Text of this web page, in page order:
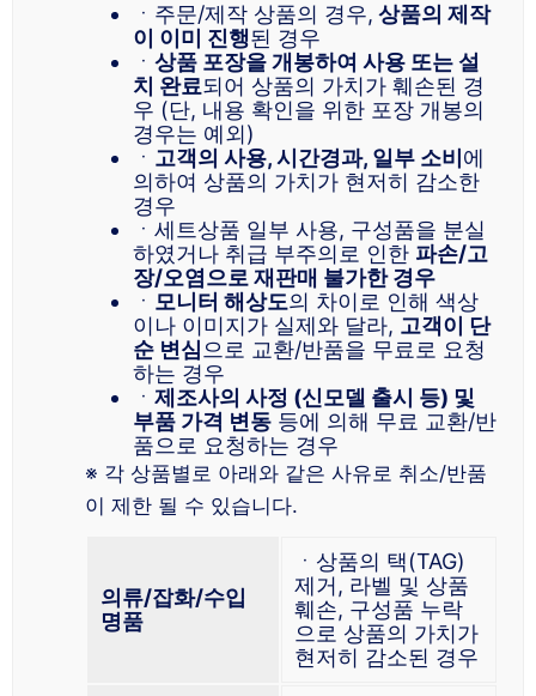
ㆍ주문/제작 상품의 경우, 상품의 제작
이 이미 진행된 경우
ㆍ 상품 포장을 개봉하여 사용 또는 설
치 완료되어 상품의 가치가 훼손된 경
우 (단, 내용 확인을 위한 포장 개봉의
경우는 예외)
ㆍ 고객의 사용, 시간경과, 일부 소비 에
의하여 상품의 가치가 현저히 감소한
경우
ㆍ세트상품 일부 사용, 구성품을 분실
하였거나 취급 부주의로 인한 파손/고
장/오염으로 재판매 불가한 경우
ㆍ 모니터 해상도의 차이로 인해 색상
이나 이미지가 실제와 달라, 고객이 단
순 변심 으로 교환/반품을 무료로 요청
하는 경우
ㆍ 제조사의 사정 (신모델 출시 등) 및
부품 가격 변동 등에 의해 무료 교환/반
품으로 요청하는 경우
※ 각 상품별로 아래와 같은 사유로 취소/반품
이 제한 될 수 있습니다.
의류/잡화/수입
명품
ㆍ상품의 택(TAG)
제거, 라벨 및 상품
훼손, 구성품 누락
으로 상품의 가치가
현저히 감소된 경우